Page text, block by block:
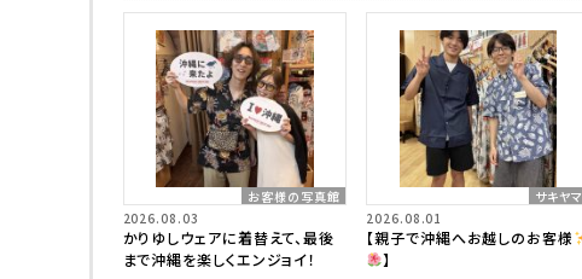
お客様の写真館
2026.08.03
かりゆしウェアに着替えて、最後
まで沖縄を楽しくエンジョイ！
サキヤマ
2026.08.01
【親子で沖縄へお越しのお客様
】